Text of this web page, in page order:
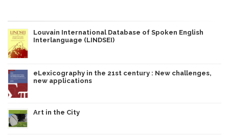
Louvain International Database of Spoken English
Interlanguage (LINDSEI)
eLexicography in the 21st century : New challenges,
new applications
Art in the City